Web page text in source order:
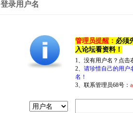
登录用户名
管理员提醒： 必须
入论坛看资料！
1、没有用户名？点
2、 请珍惜自己的用户
名！
3、联系管理员68号：